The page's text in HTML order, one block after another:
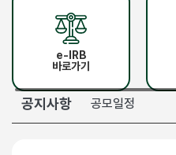
e-IRB
바로가기
공지사항 공모일정